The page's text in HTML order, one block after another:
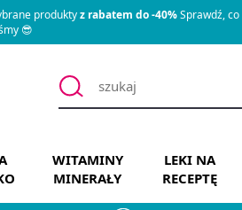
produktyz rabatem do -40%Sprawdź, co
😎
WITAMINY
MINERAŁY
LEKI NA
RECEPTĘ